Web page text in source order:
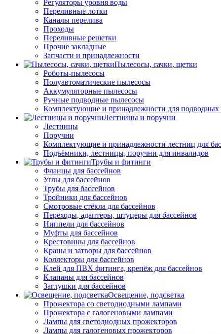
Регуляторы уровня воды
Переливные лотки
Каналы перелива
Проходы
Переливные решетки
Прочие закладные
Запчасти и принадлежности
Пылесосы, сачки, щетки
Роботы-пылесосы
Полуавтоматические пылесосы
Аккумуляторные пылесосы
Ручные подводные пылесосы
Комплектующие и принадлежности для подводных
Лестницы и поручни
Лестницы
Поручни
Комплектующие и принадлежности лестниц для
Подъёмники, лестницы, поручни для инвалидов
Трубы и фитинги
Фланцы для бассейнов
Углы для бассейнов
Трубы для бассейнов
Тройники для бассейнов
Смотровые стёкла для бассейнов
Переходы, адаптеры, штуцеры для бассейнов
Ниппели для бассейнов
Муфты для бассейнов
Крестовины для бассейнов
Краны и затворы для бассейнов
Коллекторы для бассейнов
Клей для ПВХ фитинга, крепёж для бассейнов
Клапаны для бассейнов
Заглушки для бассейнов
Освещение, подсветка
Прожектора со светодиодными лампами
Прожектора с галогеновыми лампами
Лампы для светодиодных прожекторов
Лампы для галогеновых прожекторов